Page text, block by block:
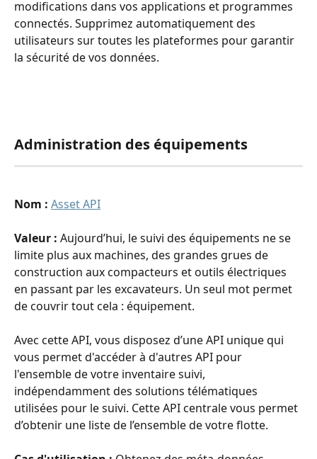
modifications dans vos applications et programmes
connectés. Supprimez automatiquement des
utilisateurs sur toutes les plateformes pour garantir
la sécurité de vos données.
Administration des équipements
Nom : Asset API
Valeur : Aujourd’hui, le suivi des équipements ne se
limite plus aux machines, des grandes grues de
construction aux compacteurs et outils électriques
en passant par les excavateurs. Un seul mot permet
de couvrir tout cela : équipement.
Avec cette API, vous disposez d’une API unique qui
vous permet d'accéder à d'autres API pour
l'ensemble de votre inventaire suivi,
indépendamment des solutions télématiques
utilisées pour le suivi. Cette API centrale vous permet
d’obtenir une liste de l’ensemble de votre flotte.